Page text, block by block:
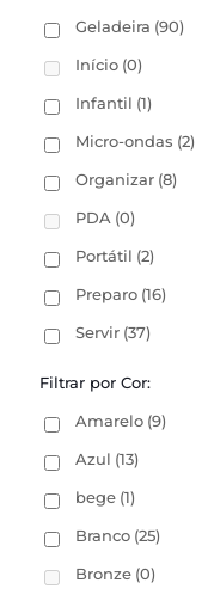
Geladeira (90)
Início (0)
Infantil (1)
Micro-ondas (2)
Organizar (8)
PDA (0)
Portátil (2)
Preparo (16)
Servir (37)
Filtrar por Cor:
Amarelo (9)
Azul (13)
bege (1)
Branco (25)
Bronze (0)